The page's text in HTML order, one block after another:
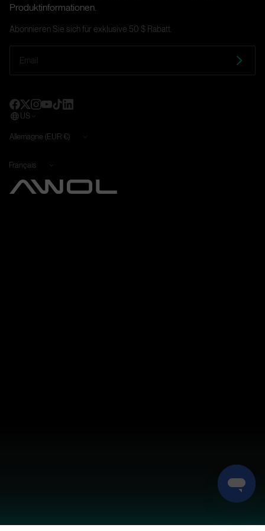
Produktinformationen.
Abonnieren Sie sich für exklusive 50 $ Rabatt.
Versandpolitik
Garantie
Cookie-Richtlinien
Datenschutzrichtlinie
Impressum
US
Allemagne (EUR €)
Français